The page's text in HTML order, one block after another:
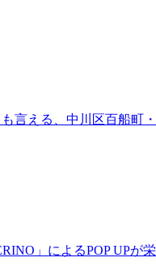
言える、中川区百船町
」によるPOP UPが